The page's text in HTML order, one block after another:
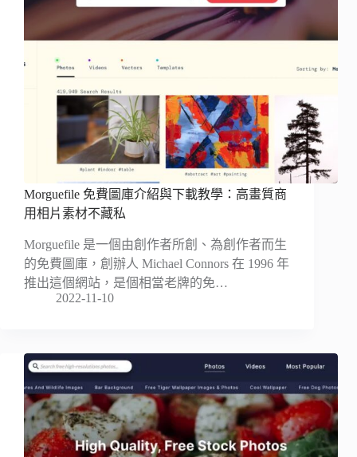
Morguefile 免費圖庫介紹與下載教學：高畫質商
用相片素材不藏私
Morguefile 是一個由創作者所創、為創作者而生
的免費圖庫，創辦人 Michael Connors 在 1996 年
推出這個網站，是個相當老牌的免…
2022-11-10